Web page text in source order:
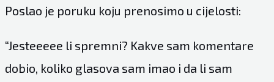
Poslao je poruku koju prenosimo u cijelosti:
“Jesteeeee li spremni? Kakve sam komentare
dobio, koliko glasova sam imao i da li sam